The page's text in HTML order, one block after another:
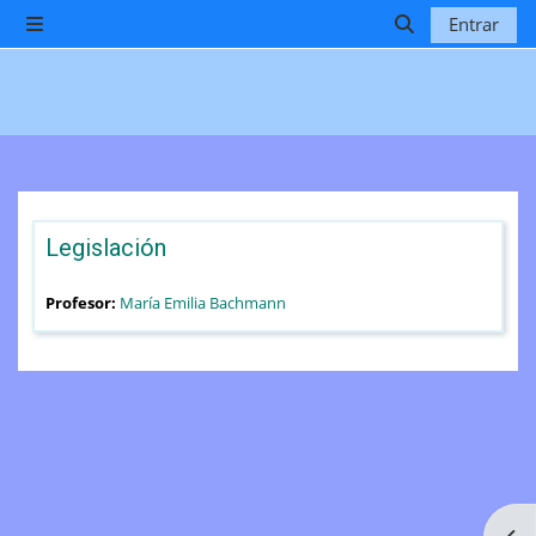
Salta al contenido principal
Panel lateral
Selector de
Entrar
Legislación
Profesor: María Emilia Bachmann